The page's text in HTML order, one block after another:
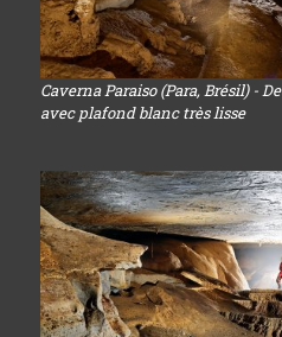
Caverna Paraiso (Para, Brésil) -
avec plafond blanc très lisse